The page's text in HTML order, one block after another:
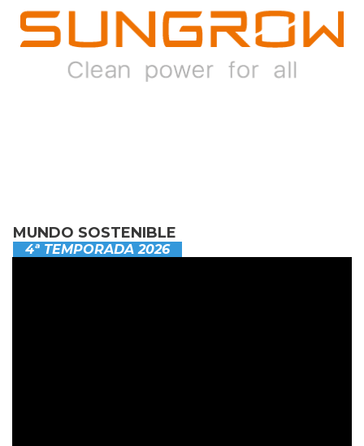
MUNDO SOSTENIBLE
4ª TEMPORADA 2026